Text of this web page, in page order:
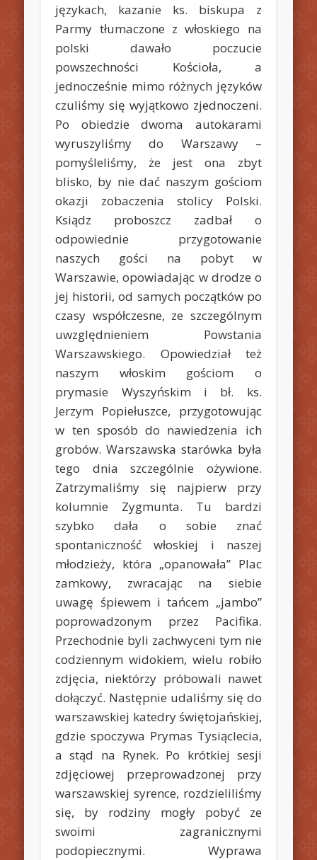
językach, kazanie ks. biskupa z
Parmy tłumaczone z włoskiego na
polski dawało poczucie
powszechności Kościoła, a
jednocześnie mimo różnych języków
czuliśmy się wyjątkowo zjednoczeni.
Po obiedzie dwoma autokarami
wyruszyliśmy do Warszawy –
pomyśleliśmy, że jest ona zbyt
blisko, by nie dać naszym gościom
okazji zobaczenia stolicy Polski.
Ksiądz proboszcz zadbał o
odpowiednie przygotowanie
naszych gości na pobyt w
Warszawie, opowiadając w drodze o
jej historii, od samych początków po
czasy współczesne, ze szczególnym
uwzględnieniem Powstania
Warszawskiego. Opowiedział też
naszym włoskim gościom o
prymasie Wyszyńskim i bł. ks.
Jerzym Popiełuszce, przygotowując
w ten sposób do nawiedzenia ich
grobów. Warszawska starówka była
tego dnia szczególnie ożywione.
Zatrzymaliśmy się najpierw przy
kolumnie Zygmunta. Tu bardzi
szybko dała o sobie znać
spontaniczność włoskiej i naszej
młodzieży, która „opanowała” Plac
zamkowy, zwracając na siebie
uwagę śpiewem i tańcem „jambo”
poprowadzonym przez Pacifika.
Przechodnie byli zachwyceni tym nie
codziennym widokiem, wielu robiło
zdjęcia, niektórzy próbowali nawet
dołączyć. Następnie udaliśmy się do
warszawskiej katedry świętojańskiej,
gdzie spoczywa Prymas Tysiąclecia,
a stąd na Rynek. Po krótkiej sesji
zdjęciowej przeprowadzonej przy
warszawskiej syrence, rozdzieliliśmy
się, by rodziny mogły pobyć ze
swoimi zagranicznymi
podopiecznymi. Wyprawa